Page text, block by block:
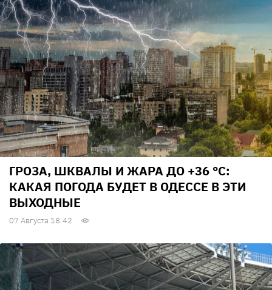
ГРОЗА, ШКВАЛЫ И ЖАРА ДО +36 °С:
КАКАЯ ПОГОДА БУДЕТ В ОДЕССЕ В ЭТИ
ВЫХОДНЫЕ
07 Августа 18:42